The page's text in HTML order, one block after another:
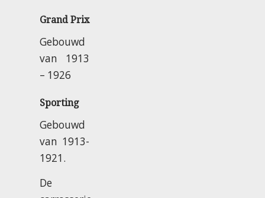
Grand Prix
Gebouwd
van 1913
– 1926
Sporting
Gebouwd
van 1913-
1921.
De